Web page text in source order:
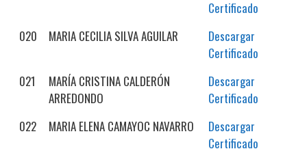
Certificado
020
MARIA CECILIA SILVA AGUILAR
Descargar
Certificado
021
MARÍA CRISTINA CALDERÓN
ARREDONDO
Descargar
Certificado
022
MARIA ELENA CAMAYOC NAVARRO
Descargar
Certificado